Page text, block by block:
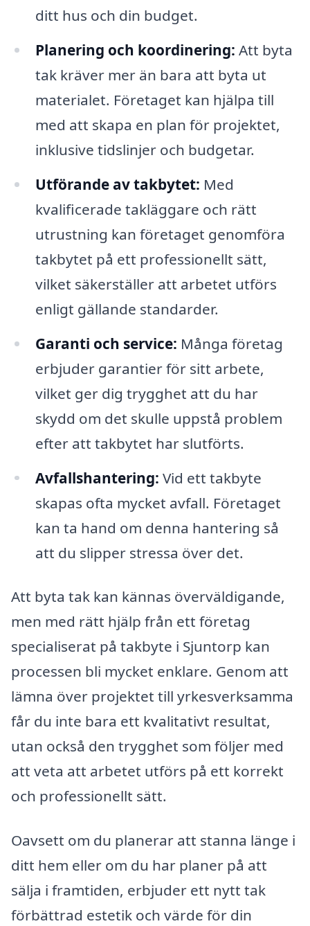
ditt hus och din budget.
Planering och koordinering: Att byta
tak kräver mer än bara att byta ut
materialet. Företaget kan hjälpa till
med att skapa en plan för projektet,
inklusive tidslinjer och budgetar.
Utförande av takbytet: Med
kvalificerade takläggare och rätt
utrustning kan företaget genomföra
takbytet på ett professionellt sätt,
vilket säkerställer att arbetet utförs
enligt gällande standarder.
Garanti och service: Många företag
erbjuder garantier för sitt arbete,
vilket ger dig trygghet att du har
skydd om det skulle uppstå problem
efter att takbytet har slutförts.
Avfallshantering: Vid ett takbyte
skapas ofta mycket avfall. Företaget
kan ta hand om denna hantering så
att du slipper stressa över det.
Att byta tak kan kännas överväldigande,
men med rätt hjälp från ett företag
specialiserat på takbyte i Sjuntorp kan
processen bli mycket enklare. Genom att
lämna över projektet till yrkesverksamma
får du inte bara ett kvalitativt resultat,
utan också den trygghet som följer med
att veta att arbetet utförs på ett korrekt
och professionellt sätt.
Oavsett om du planerar att stanna länge i
ditt hem eller om du har planer på att
sälja i framtiden, erbjuder ett nytt tak
förbättrad estetik och värde för din